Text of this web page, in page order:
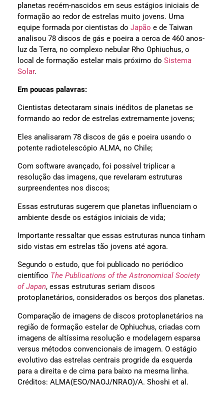
planetas recém-nascidos em seus estágios iniciais de
formação ao redor de estrelas muito jovens. Uma
equipe formada por cientistas do Japão e de Taiwan
analisou 78 discos de gás e poeira a cerca de 460 anos-
luz da Terra, no complexo nebular Rho Ophiuchus, o
local de formação estelar mais próximo do Sistema
Solar.
Em poucas palavras:
Cientistas detectaram sinais inéditos de planetas se
formando ao redor de estrelas extremamente jovens;
Eles analisaram 78 discos de gás e poeira usando o
potente radiotelescópio ALMA, no Chile;
Com software avançado, foi possível triplicar a
resolução das imagens, que revelaram estruturas
surpreendentes nos discos;
Essas estruturas sugerem que planetas influenciam o
ambiente desde os estágios iniciais de vida;
Importante ressaltar que essas estruturas nunca tinham
sido vistas em estrelas tão jovens até agora.
Segundo o estudo, que foi publicado no periódico
científico The Publications of the Astronomical Society
of Japan, essas estruturas seriam discos
protoplanetários, considerados os berços dos planetas.
Comparação de imagens de discos protoplanetários na
região de formação estelar de Ophiuchus, criadas com
imagens de altíssima resolução e modelagem esparsa
versus métodos convencionais de imagem. O estágio
evolutivo das estrelas centrais progride da esquerda
para a direita e de cima para baixo na mesma linha.
Créditos: ALMA(ESO/NAOJ/NRAO)/A. Shoshi et al.